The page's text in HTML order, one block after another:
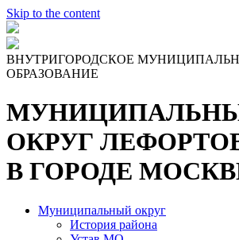
Skip to the content
ВНУТРИГОРОДСКОЕ
ОБРАЗОВАНИЕ
ОКРУГ
В ГОРОДЕ
Муниципальный округ
История района